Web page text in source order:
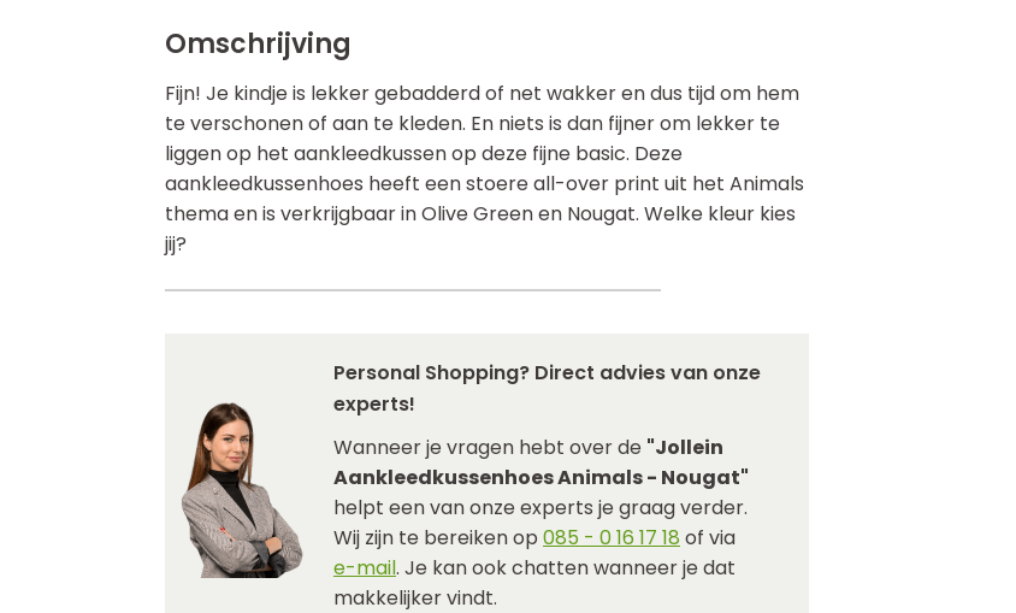
Omschrijving
Fijn! Je kindje is lekker gebadderd of net wakker en dus tijd om hem
te verschonen of aan te kleden. En niets is dan fijner om lekker te
liggen op het aankleedkussen op deze fijne basic. Deze
aankleedkussenhoes heeft een stoere all-over print uit het Animals
thema en is verkrijgbaar in Olive Green en Nougat. Welke kleur kies
jij?
Personal Shopping? Direct advies van onze
experts!
Wanneer je vragen hebt over de "Jollein
Aankleedkussenhoes Animals - Nougat"
helpt een van onze experts je graag verder.
Wij zijn te bereiken op 085 - 0 16 17 18 of via
e-mail. Je kan ook chatten wanneer je dat
makkelijker vindt.